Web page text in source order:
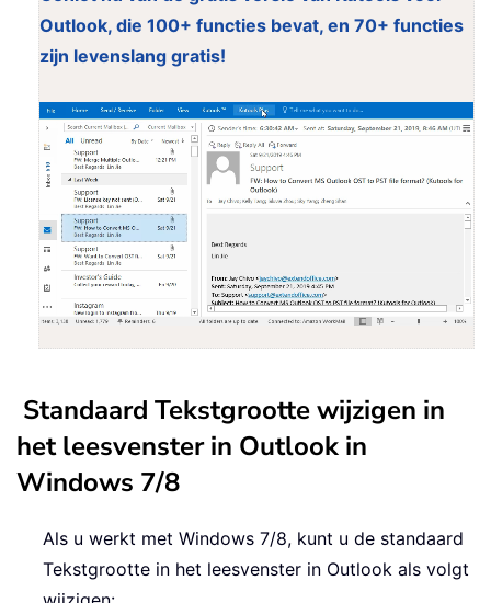
Outlook, die 100+ functies bevat, en 70+ functies
zijn levenslang gratis!
Standaard Tekstgrootte wijzigen in
het leesvenster in Outlook in
Windows 7/8
Als u werkt met Windows 7/8, kunt u de standaard
Tekstgrootte in het leesvenster in Outlook als volgt